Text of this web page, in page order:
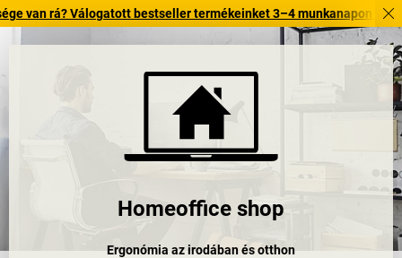
rá? Válogatott bestseller termékeinket 3–4 munkanapon belül
Homeoffice shop
Ergonómia az irodában és otthon